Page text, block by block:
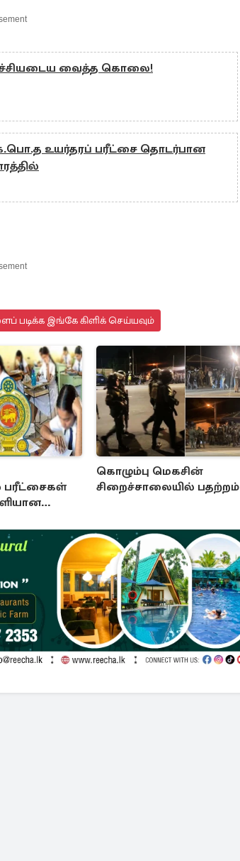
வைத்த கொலை!
உயர்தரப் பரீட்சை தொடர்பான
படிக்க இங்கே கிளிக் செய்யவும்
பரீட்சைகள்
கொழும்பு மெகசின்
சிறைச்சாலையில் பதற்றம்